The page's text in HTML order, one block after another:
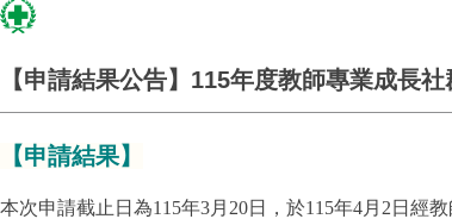
【申請結果公告】115年度教師專業成長
【申請結果】
本次申請截止日為115年3月20日，於115年4月2日經